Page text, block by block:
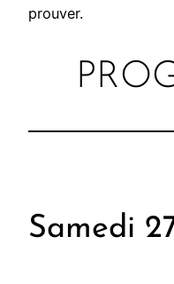
prouver.
Samedi